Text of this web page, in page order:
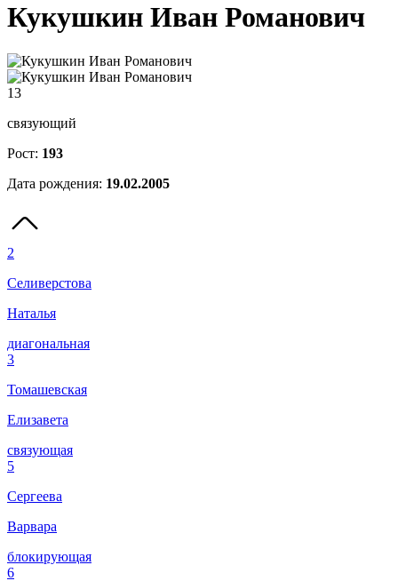
Кукушкин Иван Романович
13
связующий
Рост: 193
Дата рождения: 19.02.2005
2
Селиверстова
Наталья
диагональная
3
Томашевская
Елизавета
связующая
5
Сергеева
Варвара
блокирующая
6